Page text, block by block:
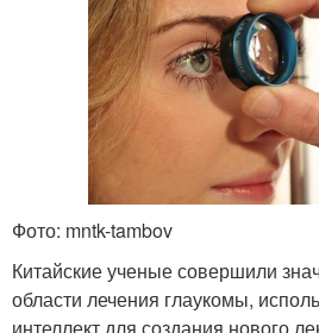
Фото: mntk-tambov
Китайские ученые совершили
области лечения глаукомы,